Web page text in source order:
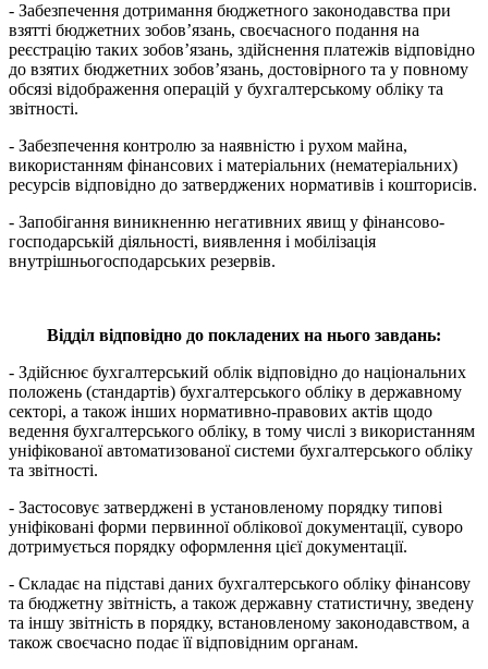
- Забезпечення дотримання бюджетного законодавства при
взятті бюджетних зобов’язань, своєчасного подання на
реєстрацію таких зобов’язань, здійснення платежів відповідно
до взятих бюджетних зобов’язань, достовірного та у повному
обсязі відображення операцій у бухгалтерському обліку та
звітності.
- Забезпечення контролю за наявністю і рухом майна,
використанням фінансових і матеріальних (нематеріальних)
ресурсів відповідно до затверджених нормативів і кошторисів.
- Запобігання виникненню негативних явищ у фінансово-
господарській діяльності, виявлення і мобілізація
внутрішньогосподарських резервів.
Відділ відповідно до покладених на нього завдань:
- Здійснює бухгалтерський облік відповідно до національних
положень (стандартів) бухгалтерського обліку в державному
секторі, а також інших нормативно-правових актів щодо
ведення бухгалтерського обліку, в тому числі з використанням
уніфікованої автоматизованої системи бухгалтерського обліку
та звітності.
- Застосовує затверджені в установленому порядку типові
уніфіковані форми первинної облікової документації, суворо
дотримується порядку оформлення цієї документації.
- Складає на підставі даних бухгалтерського обліку фінансову
та бюджетну звітність, а також державну статистичну, зведену
та іншу звітність в порядку, встановленому законодавством, а
також своєчасно подає її відповідним органам.